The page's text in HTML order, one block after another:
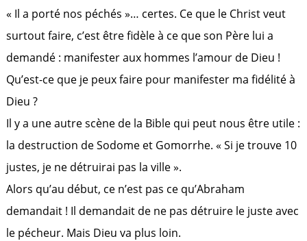
« Il a porté nos péchés »… certes. Ce que le Christ veut
surtout faire, c’est être fidèle à ce que son Père lui a
demandé : manifester aux hommes l’amour de Dieu !
Qu’est-ce que je peux faire pour manifester ma fidélité à
Dieu ?
Il y a une autre scène de la Bible qui peut nous être utile :
la destruction de Sodome et Gomorrhe. « Si je trouve 10
justes, je ne détruirai pas la ville ».
Alors qu’au début, ce n’est pas ce qu’Abraham
demandait ! Il demandait de ne pas détruire le juste avec
le pécheur. Mais Dieu va plus loin.